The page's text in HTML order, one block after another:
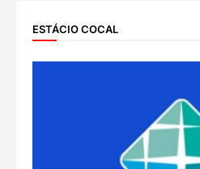
ESTÁCIO COCAL